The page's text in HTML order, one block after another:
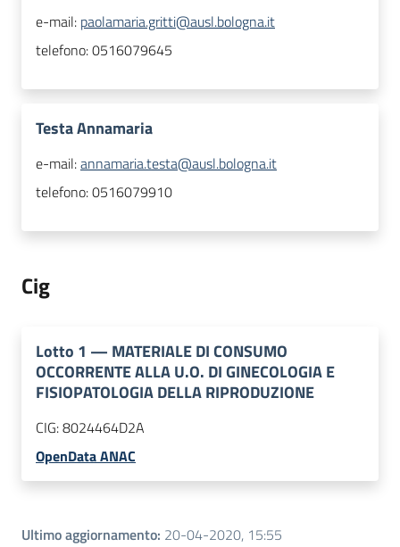
e-mail: paolamaria.gritti@ausl.bologna.it
telefono:0516079645
Testa Annamaria
e-mail:annamaria.testa@ausl.bologna.it
telefono:0516079910
Cig
Lotto 1 — MATERIALE DI CONSUMO
OCCORRENTE ALLA U.O. DI GINECOLOGIA E
FISIOPATOLOGIA DELLA RIPRODUZIONE
CIG:8024464D2A
OpenData ANAC
Ultimo aggiornamento: 20-04-2020, 15:55